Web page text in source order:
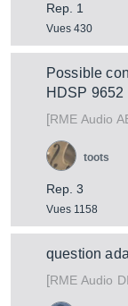
Rep. 1
Vues 430
Possible
HDSP 9652
[RME Audio
Rep. 3
Vues 1158
toots
question
[RME Audio